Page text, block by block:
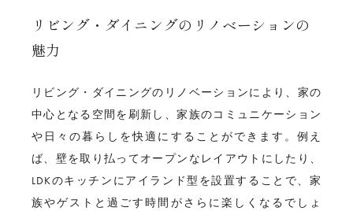
リビング・ダイニングのリノベーションの
魅力
リビング・ダイニングのリノベーションにより、家の
中心となる空間を刷新し、家族のコミュニケーション
や日々の暮らしを快適にすることができます。例え
ば、壁を取り払ってオープンなレイアウトにしたり、
LDKのキッチンにアイランド型を設置することで、家
族やゲストと過ごす時間がさらに楽しくなるでしょ